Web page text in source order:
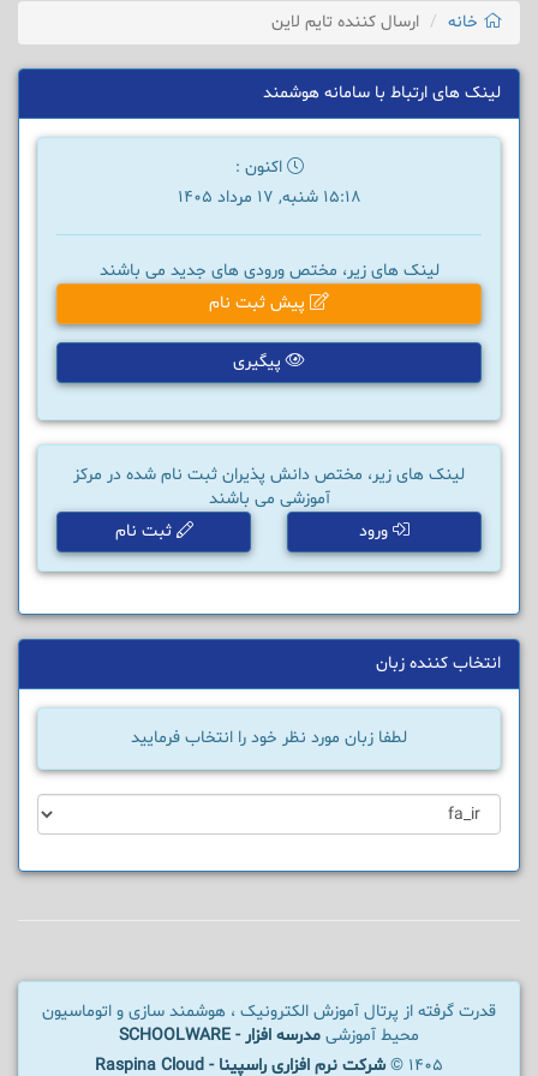
خانه ارسال کننده تایم لاین
لینک های ارتباط با سامانه هوشمند
اکنون :
15:18 شنبه, 17 مرداد 1405
لینک های زیر، مختص ورودی های جدید می باشند
پیش ثبت نام
پیگیری
لینک های زیر، مختص دانش پذیران ثبت نام شده در مرکز
آموزشی می باشند
ورود
ثبت نام
انتخاب کننده زبان
لطفا زبان مورد نظر خود را انتخاب فرمایید
قدرت گرفته از پرتال آموزش الکترونیک ، هوشمند سازی و اتوماسیون
محیط آموزشی مدرسه افزار - SCHOOLWARE
1405 ©
شرکت نرم افزاری راسپینا - Raspina Cloud